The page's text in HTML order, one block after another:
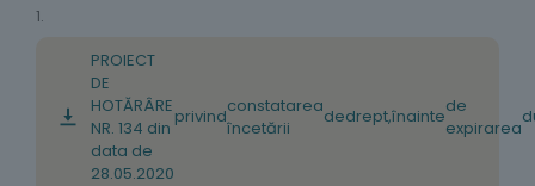
1.
PROIECT
DE
HOTĂRÂRE
NR. 134 din
data de
28.05.2020
privindconstatarea
încetării
dedrept,înaintede
expirarea